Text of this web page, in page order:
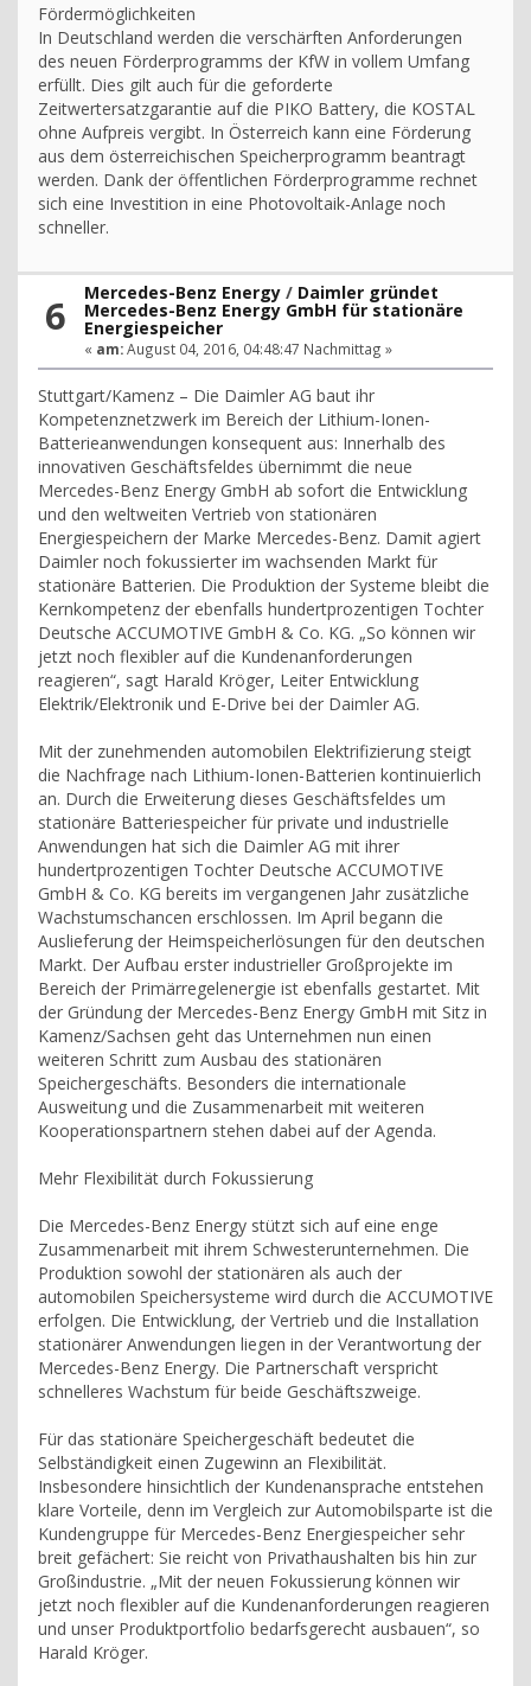
Fördermöglichkeiten
In Deutschland werden die verschärften Anforderungen
des neuen Förderprogramms der KfW in vollem Umfang
erfüllt. Dies gilt auch für die geforderte
Zeitwertersatzgarantie auf die PIKO Battery, die KOSTAL
ohne Aufpreis vergibt. In Österreich kann eine Förderung
aus dem österreichischen Speicherprogramm beantragt
werden. Dank der öffentlichen Förderprogramme rechnet
sich eine Investition in eine Photovoltaik-Anlage noch
schneller.
6 Mercedes-Benz Energy / Daimler gründet
Mercedes-Benz Energy GmbH für stationäre
Energiespeicher
« am:August 04, 2016, 04:48:47 Nachmittag »
Stuttgart/Kamenz – Die Daimler AG baut ihr
Kompetenznetzwerk im Bereich der Lithium-Ionen-
Batterieanwendungen konsequent aus: Innerhalb des
innovativen Geschäftsfeldes übernimmt die neue
Mercedes-Benz Energy GmbH ab sofort die Entwicklung
und den weltweiten Vertrieb von stationären
Energiespeichern der Marke Mercedes-Benz. Damit agiert
Daimler noch fokussierter im wachsenden Markt für
stationäre Batterien. Die Produktion der Systeme bleibt die
Kernkompetenz der ebenfalls hundertprozentigen Tochter
Deutsche ACCUMOTIVE GmbH & Co. KG. „So können wir
jetzt noch flexibler auf die Kundenanforderungen
reagieren“, sagt Harald Kröger, Leiter Entwicklung
Elektrik/Elektronik und E-Drive bei der Daimler AG.
Mit der zunehmenden automobilen Elektrifizierung steigt
die Nachfrage nach Lithium-Ionen-Batterien kontinuierlich
an. Durch die Erweiterung dieses Geschäftsfeldes um
stationäre Batteriespeicher für private und industrielle
Anwendungen hat sich die Daimler AG mit ihrer
hundertprozentigen Tochter Deutsche ACCUMOTIVE
GmbH & Co. KG bereits im vergangenen Jahr zusätzliche
Wachstumschancen erschlossen. Im April begann die
Auslieferung der Heimspeicherlösungen für den deutschen
Markt. Der Aufbau erster industrieller Großprojekte im
Bereich der Primärregelenergie ist ebenfalls gestartet. Mit
der Gründung der Mercedes-Benz Energy GmbH mit Sitz in
Kamenz/Sachsen geht das Unternehmen nun einen
weiteren Schritt zum Ausbau des stationären
Speichergeschäfts. Besonders die internationale
Ausweitung und die Zusammenarbeit mit weiteren
Kooperationspartnern stehen dabei auf der Agenda.
Mehr Flexibilität durch Fokussierung
Die Mercedes-Benz Energy stützt sich auf eine enge
Zusammenarbeit mit ihrem Schwesterunternehmen. Die
Produktion sowohl der stationären als auch der
automobilen Speichersysteme wird durch die ACCUMOTIVE
erfolgen. Die Entwicklung, der Vertrieb und die Installation
stationärer Anwendungen liegen in der Verantwortung der
Mercedes-Benz Energy. Die Partnerschaft verspricht
schnelleres Wachstum für beide Geschäftszweige.
Für das stationäre Speichergeschäft bedeutet die
Selbständigkeit einen Zugewinn an Flexibilität.
Insbesondere hinsichtlich der Kundenansprache entstehen
klare Vorteile, denn im Vergleich zur Automobilsparte ist die
Kundengruppe für Mercedes-Benz Energiespeicher sehr
breit gefächert: Sie reicht von Privathaushalten bis hin zur
Großindustrie. „Mit der neuen Fokussierung können wir
jetzt noch flexibler auf die Kundenanforderungen reagieren
und unser Produktportfolio bedarfsgerecht ausbauen“, so
Harald Kröger.